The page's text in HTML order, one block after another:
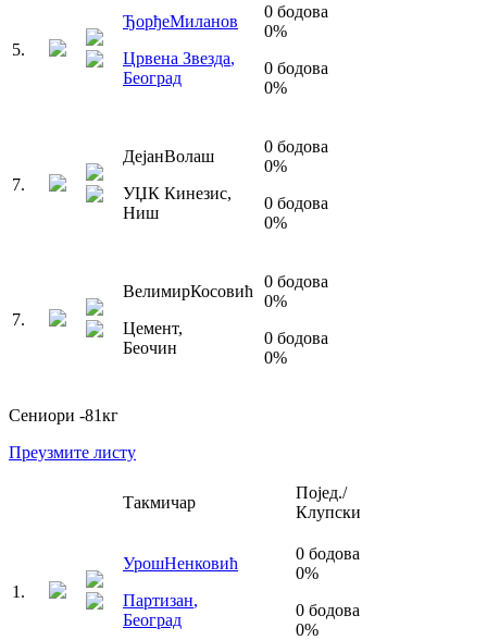
5.
ЂорђеМиланов
Црвена Звезда,
Београд
0 бодова
0%
0 бодова
0%
7.
ДејанВолаш
УЏК Кинезис,
Ниш
0 бодова
0%
0 бодова
0%
7.
ВелимирКосовић
Цемент,
Беочин
0 бодова
0%
0 бодова
0%
Сениори -81кг
Преузмите листу
Такмичар
Појед./
Клупски
1 .
УрошНенковић
Партизан,
Београд
0 бодова
0%
0 бодова
0%